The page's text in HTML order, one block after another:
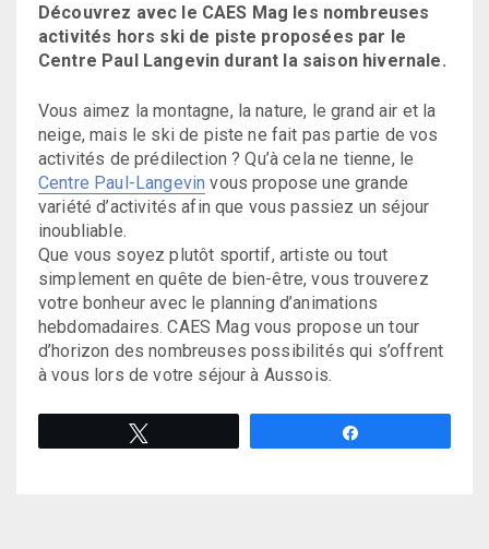
Découvrez avec le CAES Mag les nombreuses
activités hors ski de piste proposées par le
Centre Paul Langevin durant la saison hivernale.
Vous aimez la montagne, la nature, le grand air et la
neige, mais le ski de piste ne fait pas partie de vos
activités de prédilection ? Qu’à cela ne tienne, le
Centre Paul-Langevin vous propose une grande
variété d’activités afin que vous passiez un séjour
inoubliable.
Que vous soyez plutôt sportif, artiste ou tout
simplement en quête de bien-être, vous trouverez
votre bonheur avec le planning d’animations
hebdomadaires. CAES Mag vous propose un tour
d’horizon des nombreuses possibilités qui s’offrent
à vous lors de votre séjour à Aussois.